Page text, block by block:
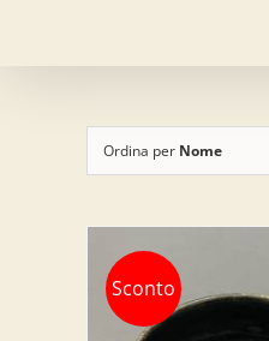
Ordina per Nome
Sconto